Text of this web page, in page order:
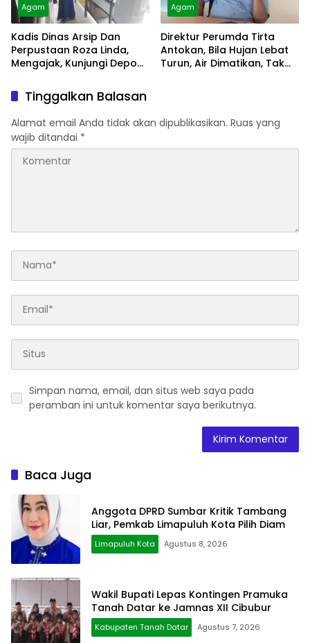
Agam
Kadis Dinas Arsip Dan
Perpustaan Roza Linda,
Mengajak, Kunjungi Depo
Agam
Direktur Perumda Tirta
Antokan, Bila Hujan Lebat
Turun, Air Dimatikan, Tak
Tinggalkan Balasan
Alamat email Anda tidak akan dipublikasikan. Ruas yang
wajib ditandai *
Simpan nama, email, dan situs web saya pada
peramban ini untuk komentar saya berikutnya.
Baca Juga
Anggota DPRD Sumbar Kritik Tambang
Liar, Pemkab Limapuluh Kota Pilih Diam
Limapuluh Kota Agustus 8, 2026
Wakil Bupati Lepas Kontingen Pramuka
Tanah Datar ke Jamnas XII Cibubur
Kabupaten Tanah Datar Agustus 7, 2026